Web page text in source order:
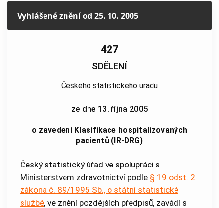
Vyhlášené zněníod 25. 10. 2005
427
SDĚLENÍ
Českého statistického úřadu
ze dne 13. října 2005
o zavedení Klasifikace hospitalizovaných
pacientů (IR-DRG)
Český statistický úřad ve spolupráci s
Ministerstvem zdravotnictví podle § 19 odst. 2
zákona č. 89/1995 Sb., o státní statistické
službě, ve znění pozdějších předpisů, zavádí s